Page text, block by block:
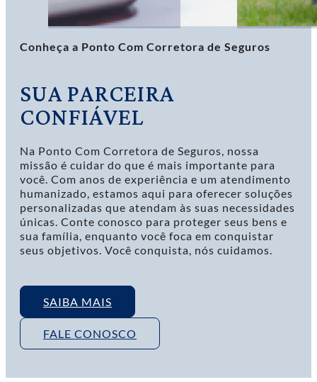
Conheça a Ponto Com Corretora de Seguros
SUA PARCEIRA
CONFIÁVEL
Na Ponto Com Corretora de Seguros, nossa
missão é cuidar do que é mais importante para
você. Com anos de experiência e um atendimento
humanizado, estamos aqui para oferecer soluções
personalizadas que atendam às suas necessidades
únicas. Conte conosco para proteger seus bens e
sua família, enquanto você foca em conquistar
seus objetivos. Você conquista, nós cuidamos.
SAIBA MAIS
FALE CONOSCO